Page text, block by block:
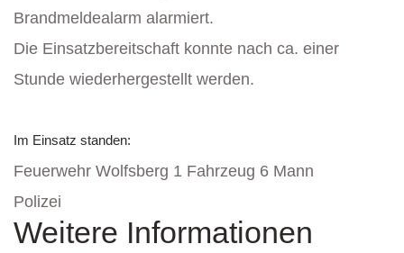
Brandmeldealarm alarmiert.
Die Einsatzbereitschaft konnte nach ca. einer
Stunde wiederhergestellt werden.
Im Einsatz standen:
Feuerwehr Wolfsberg 1 Fahrzeug 6 Mann
Polizei
Weitere Informationen